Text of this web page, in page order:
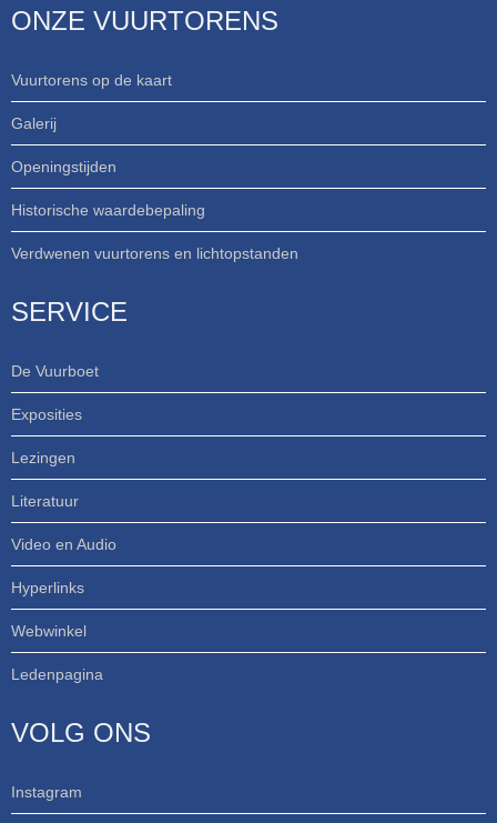
ONZE VUURTORENS
Vuurtorens op de kaart
Galerij
Openingstijden
Historische waardebepaling
Verdwenen vuurtorens en lichtopstanden
SERVICE
De Vuurboet
Exposities
Lezingen
Literatuur
Video en Audio
Hyperlinks
Webwinkel
Ledenpagina
VOLG ONS
Instagram